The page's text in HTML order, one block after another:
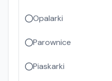
Opalarki
Parownice
Piaskarki